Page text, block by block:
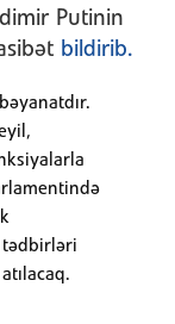
Putinin
bildirib.
tədbirləri